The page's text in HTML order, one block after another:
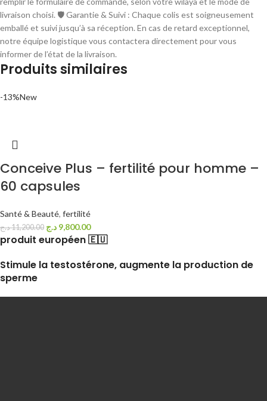
livraison choisi. 🛡 Garantie & Suivi : Chaque colis est soigneusement
emballé et suivi jusqu’à sa réception. En cas de retard exceptionnel,
notre équipe logistique vous contactera directement pour vous
informer de l’état de la livraison.
Produits similaires
-13%New
Conceive Plus – fertilité pour homme –
60 capsules
Santé & Beauté, fertilité
11,200.00د.ج 9,800.00 د.ج
produit européen 🇪🇺
Stimule la testostérone, augmente la production de
sperme